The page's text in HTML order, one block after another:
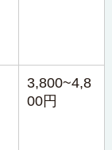
3,800~4,8
00円